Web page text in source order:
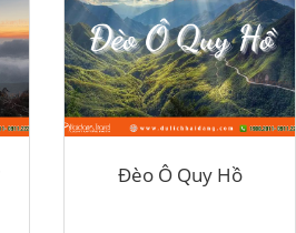
Đèo Ô Quy Hồ